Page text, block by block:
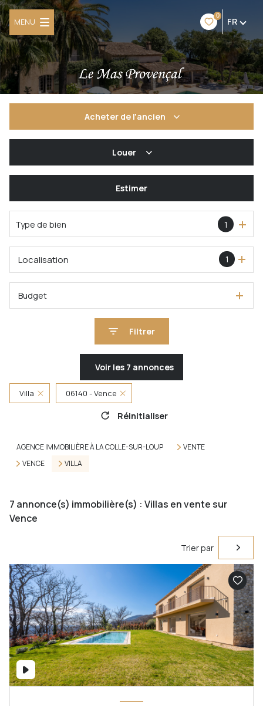
0
FR
MENU
Acheter de l'ancien
De l'immo pro
Louer
Estimer
Type de bien 1
1
Localisation
Budget
Filtrer
Voir les 7 annonces
Villa 06140 - Vence
Réinitialiser
AGENCE IMMOBILIÈRE À LA COLLE-SUR-LOUP
VENTE
VENCE
VILLA
7 annonce(s) immobilière(s) : Villas en vente sur
Vence
Trier par